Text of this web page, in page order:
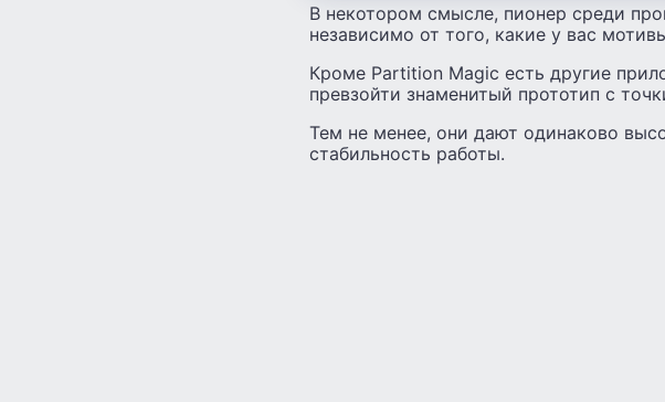
В некотором смысле, пионер среди
независимо от того, какие у вас
Кроме Partition Magic есть другие
превзойти знаменитый прототип с
Тем не менее, они дают одинаково
стабильность работы.